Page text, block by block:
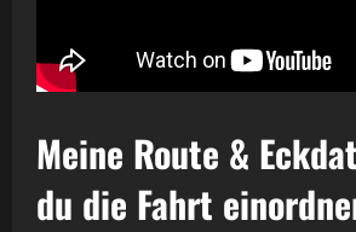
Meine Route &
du die Fahrt